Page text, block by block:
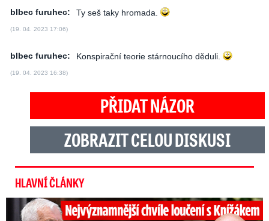
blbec furuhec: Ty seš taky hromada.
(19. 04. 2023 17:06)
blbec furuhec: Konspirační teorie stárnoucího děduli.
(19. 04. 2023 16:38)
PŘIDAT NÁZOR
ZOBRAZIT CELOU DISKUSI
HLAVNÍ ČLÁNKY
Top momenty pohřbu Knížáka: Dojatý Klempíř, Pospíšil s Medou